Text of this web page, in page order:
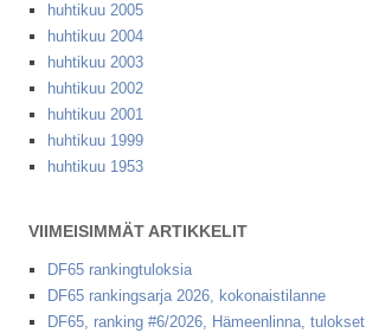
huhtikuu 2005
huhtikuu 2004
huhtikuu 2003
huhtikuu 2002
huhtikuu 2001
huhtikuu 1999
huhtikuu 1953
VIIMEISIMMÄT ARTIKKELIT
DF65 rankingtuloksia
DF65 rankingsarja 2026, kokonaistilanne
DF65, ranking #6/2026, Hämeenlinna, tulokset